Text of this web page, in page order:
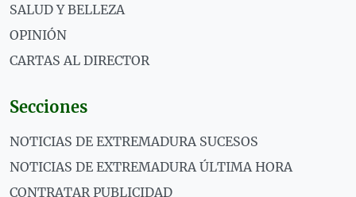
SALUD Y BELLEZA
OPINIÓN
CARTAS AL DIRECTOR
Secciones
NOTICIAS DE EXTREMADURA SUCESOS
NOTICIAS DE EXTREMADURA ÚLTIMA HORA
CONTRATAR PUBLICIDAD